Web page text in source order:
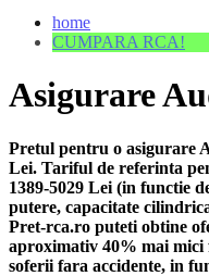
home
CUMPARA RCA!
Asigurare
Pretul pentru o asigurare
Lei. Tariful de referinta
1389-5029 Lei (in functie
putere, capacitate
Pret-rca.ro puteti obtine
aproximativ 40% mai
soferii fara accidente, in